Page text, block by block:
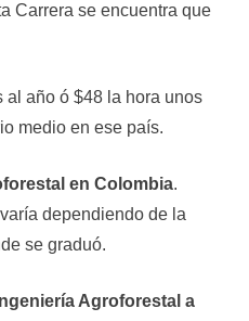
Carrera se encuentra que
al año ó $48 la hora unos
medio en ese país.
en Colombia.
dependiendo de la
se graduó.
Ingeniería Agroforestal a